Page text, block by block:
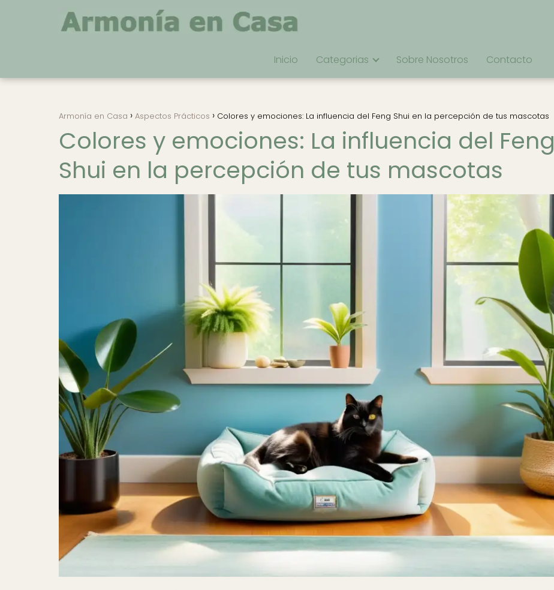
Inicio Categorias Sobre Nosotros Contacto
Armonía en Casa Aspectos Prácticos Colores y emociones: La influencia del Feng Shui en la percepción de tus mascotas
Colores y emociones: La influencia del Feng
Shui en la percepción de tus mascotas